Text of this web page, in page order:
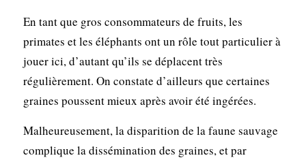
En tant que gros consommateurs de fruits, les
primates et les éléphants ont un rôle tout particulier à
jouer ici, d’autant qu’ils se déplacent très
régulièrement. On constate d’ailleurs que certaines
graines poussent mieux après avoir été ingérées.
Malheureusement, la disparition de la faune sauvage
complique la dissémination des graines, et par